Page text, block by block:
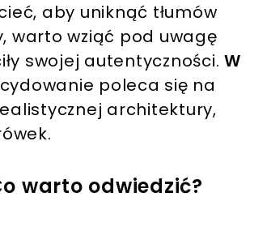
aby uniknąć tłumów
warto wziąć pod uwagę
swojej autentyczności. W
poleca się na
architektury,
warto odwiedzić?